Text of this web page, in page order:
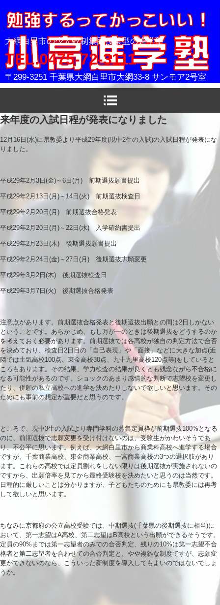
小高進学塾
大網白里市の少人数制集団授業型の進学塾
TEL.0475-72-3111
〒299-3251 千葉県大網白里市大網33-8 サンモア2号室
来年度の入試日程が発表になりました
12月16日(水)に県教委より平成29年度(現中2生の入試)の入試日程が発表にな
りました。
平成29年2月3日(金)～6日(月) 前期選抜願書提出
平成29年2月13日(月)～14日(火) 前期選抜検査日
平成29年2月20日(月) 前期選抜合格発表
平成29年2月20日(月)～22日(水) 入学確約書提出
平成29年2月23日(木) 後期選抜願書提出
平成29年2月24日(金)～27日(月) 後期選抜志願変更
平成29年3月2日(木) 後期選抜検査日
平成29年3月7日(火) 後期選抜合格発表
注意点があります。前期選抜合格発表と後期選抜出願との間は2日しかない
ということです。あらかじめ、もし万が一のときは後期選抜をどうするのか
を考えておく必要があります。前期選抜では各高校が独自の判定方法で合否
を決めており、検査日2日目の「自己表現」や「面接」などに大きな加点(近
隣では土気高校100点、東金高校30点、九十九里高校120点等)をしていると
ころもあります。その結果、学力検査の結果が良くとも残念ながら不合格に
なる可能性があるのです。ショックのあまり感情的な判断で志望校を変更し
たり、併願の私立高校への進学を決めたりしないで欲しいと思います。その
ためにも事前の想定が重要だと思うのです。
ところで、現中3生の入試より専門学科の募集定員枠が前期選抜100%となる
のに、前期選抜で志願変更を受け付けないのは、受験生がかわいそうであ
り、不公平に思います。例えば、大網白里市から商業科高校へ進学する場合
ですが、千葉商業高校、東金商業高校、一宮商業高校の3つの選択肢があり
ます。これらの高校では定員割れをしない限りは後期選抜が実施されないの
ですから、出願倍率を見てから最終受験校を決めたいと思うのは当然です。
日程的に厳しいことは分かりますが、子どもたちのためにも県教委には再考
して欲しいと思います。
ちなみに京都府の公立高校受験では、中期選抜(千葉県の後期選抜に相当)に
おいて、第一志望はA高校、第二志望はB高校という出願ができるそうです。
定員の90%までは第一志望者のみでの合否判定、残りの10%は第一志望不合
格者と第二志望者を合わせての合否判定と、やや複雑な制度ですが、志願変
更ができないのなら、こういった新制度を導入してもよいのではないでしょ
うか。